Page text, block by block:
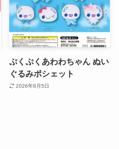
ぷくぷくあわわちゃん ぬい
ぐるみポシェット
2026年8月5日